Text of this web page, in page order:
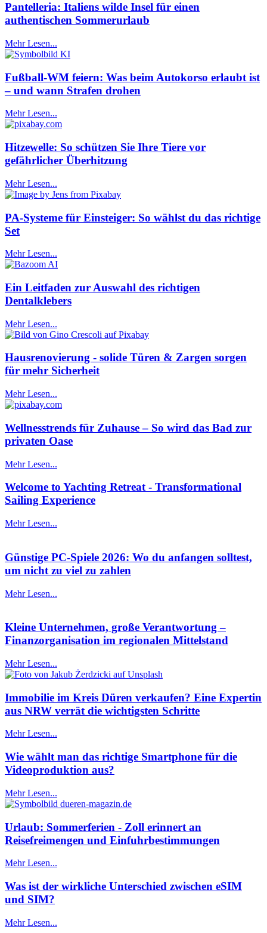
Pantelleria: Italiens wilde Insel für einen
authentischen Sommerurlaub
Mehr Lesen...
Fußball-WM feiern: Was beim Autokorso erlaubt ist
– und wann Strafen drohen
Mehr Lesen...
Hitzewelle: So schützen Sie Ihre Tiere vor
gefährlicher Überhitzung
Mehr Lesen...
PA-Systeme für Einsteiger: So wählst du das richtige
Set
Mehr Lesen...
Ein Leitfaden zur Auswahl des richtigen
Dentalklebers
Mehr Lesen...
Hausrenovierung - solide Türen & Zargen sorgen
für mehr Sicherheit
Mehr Lesen...
Wellnesstrends für Zuhause – So wird das Bad zur
privaten Oase
Mehr Lesen...
Welcome to Yachting Retreat - Transformational
Sailing Experience
Mehr Lesen...
Günstige PC-Spiele 2026: Wo du anfangen solltest,
um nicht zu viel zu zahlen
Mehr Lesen...
Kleine Unternehmen, große Verantwortung –
Finanzorganisation im regionalen Mittelstand
Mehr Lesen...
Immobilie im Kreis Düren verkaufen? Eine Expertin
aus NRW verrät die wichtigsten Schritte
Mehr Lesen...
Wie wählt man das richtige Smartphone für die
Videoproduktion aus?
Mehr Lesen...
Urlaub: Sommerferien - Zoll erinnert an
Reisefreimengen und Einfuhrbestimmungen
Mehr Lesen...
Was ist der wirkliche Unterschied zwischen eSIM
und SIM?
Mehr Lesen...